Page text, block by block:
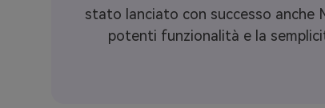
stato lanciato con successo anche
potenti funzionalità e la